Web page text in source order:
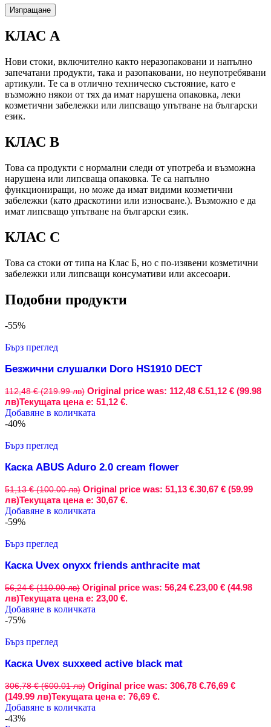
КЛАС А
Нови стоки, включително както неразопаковани и напълно
запечатани продукти, така и разопаковани, но неупотребявани
артикули. Те са в отлично техническо състояние, като е
възможно някои от тях да имат нарушена опаковка, леки
козметични забележки или липсващо упътване на български
език.
КЛАС B
Това са продукти с нормални следи от употреба и възможна
нарушена или липсваща опаковка. Те са напълно
функциониращи, но може да имат видими козметични
забележки (като драскотини или износване.). Възможно е да
имат липсващо упътване на български език.
КЛАС C
Това са стоки от типа на Клас Б, но с по-изявени козметични
забележки или липсващи консумативи или аксесоари.
Подобни продукти
-55%
Бърз преглед
Безжични слушалки Doro HS1910 DECT
112,48 € (219.99 лв) Original price was: 112,48 €.51,12 € (99.98
лв)Текущата цена е: 51,12 €.
Добавяне в количката
-40%
Бърз преглед
Каска ABUS Aduro 2.0 cream flower
51,13 € (100.00 лв) Original price was: 51,13 €.30,67 € (59.99
лв)Текущата цена е: 30,67 €.
Добавяне в количката
-59%
Бърз преглед
Каска Uvex onyxx friends anthracite mat
56,24 € (110.00 лв) Original price was: 56,24 €.23,00 € (44.98
лв)Текущата цена е: 23,00 €.
Добавяне в количката
-75%
Бърз преглед
Каска Uvex suxxeed active black mat
306,78 € (600.01 лв) Original price was: 306,78 €.76,69 €
(149.99 лв)Текущата цена е: 76,69 €.
Добавяне в количката
-43%